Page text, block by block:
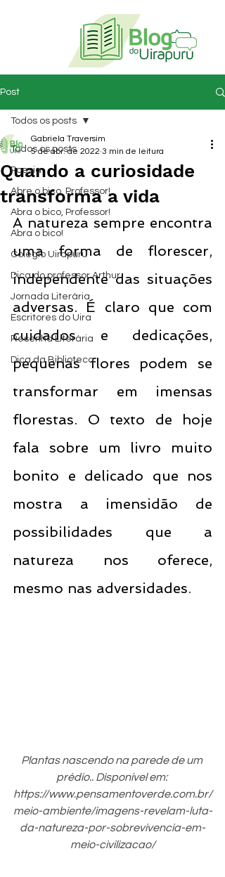
Post
Todos os posts
Poesia
Abre o bico, Professor!
Abra o bico, Professor!
Abra o bico!
Colégio Uirapuru
Dica do professor Arthur
Jornada Literária
Escritores do Uira
Resenha Literária
Dica da Biblioteca
Todos os posts
Quando a curiosidade
transforma a vida
Gabriela Traversim
5 de abr. de 2022 3 min de leitura
A natureza sempre encontra
uma forma de florescer,
independente das situações
adversas. É claro que com
cuidados e dedicações,
pequenas flores podem se
transformar em imensas
florestas. O texto de hoje
fala sobre um livro muito
bonito e delicado que nos
mostra a imensidão de
possibilidades que a
natureza nos oferece,
mesmo nas adversidades.
Plantas nascendo na parede de um
prédio.. Disponível em:
https://www.pensamentoverde.com.br/
meio-ambiente/imagens-revelam-luta-
da-natureza-por-sobrevivencia-em-
meio-civilizacao/